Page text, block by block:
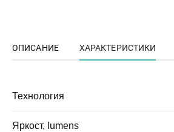
ОПИСАНИЕ ХАРАКТЕРИСТИКИ
Технология
Яркост, lumens